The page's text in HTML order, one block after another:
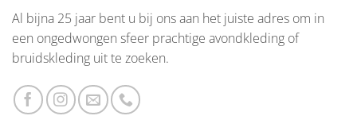
Al bijna 25 jaar bent u bij ons aan het juiste adres om in
een ongedwongen sfeer prachtige avondkleding of
bruidskleding uit te zoeken.